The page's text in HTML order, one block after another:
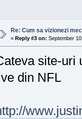
Re: Cum sa vizionezi
« Reply #3 on: September
site-uri
din NFL